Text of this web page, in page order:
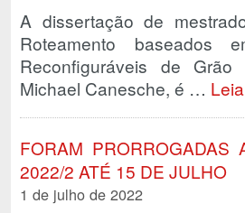
A dissertação de
Roteamento baseados
Reconfiguráveis de Grão
Michael Canesche, é …
FORAM PRORROGADAS
2022/2 ATÉ 15 DE JULHO
1 de julho de 2022